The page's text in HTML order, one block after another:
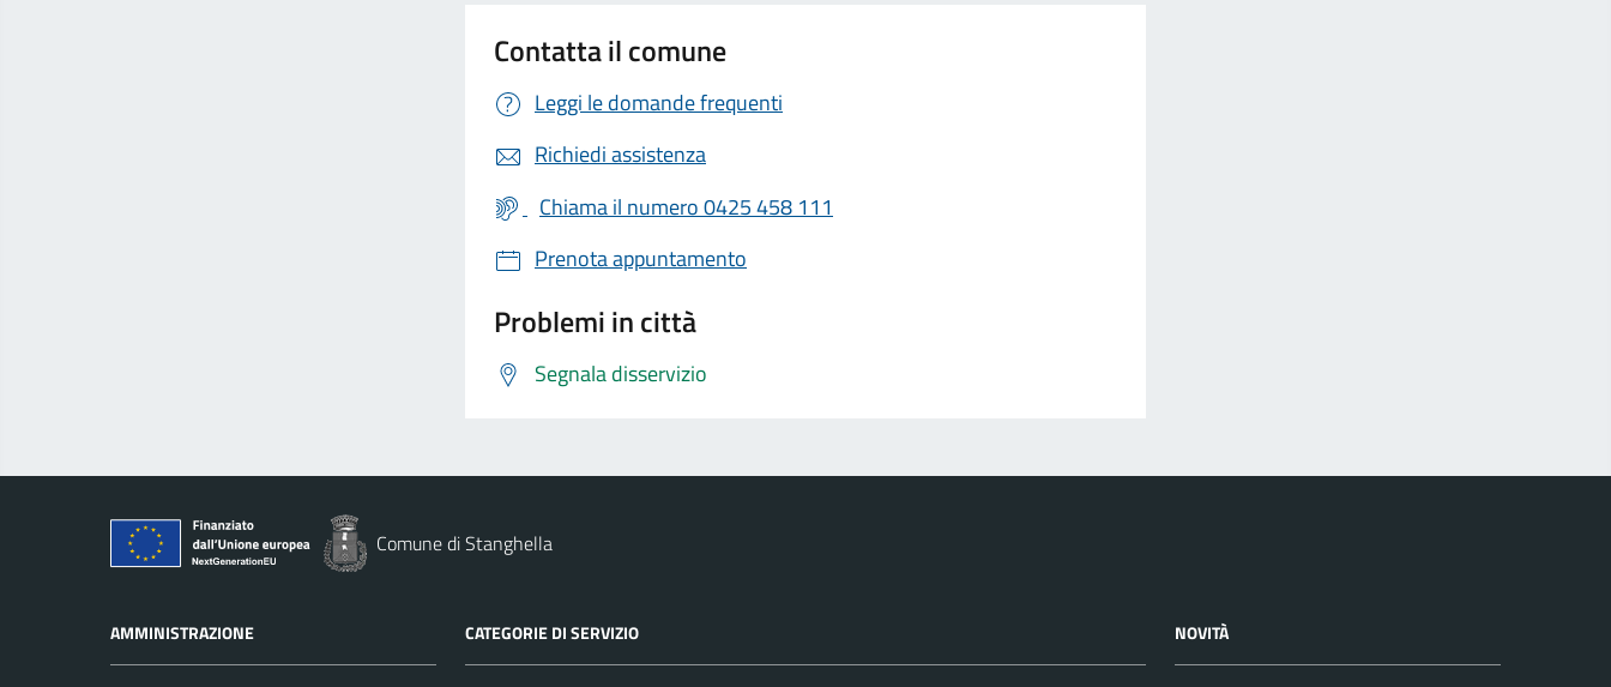
Contatta il comune
Leggi le domande frequenti
Richiedi assistenza
Chiama il numero 0425 458 111
Prenota appuntamento
Problemi in città
Segnala disservizio
Comune di Stanghella
AMMINISTRAZIONE CATEGORIE DI SERVIZIO NOVITÀ